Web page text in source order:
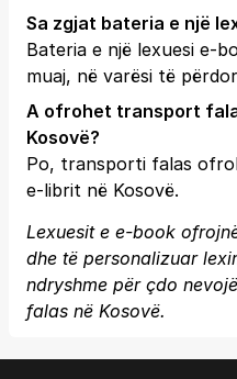
Sa zgjat bateria e një
Bateria e një lexuesi e-
muaj, në varësi të
A ofrohet transport
Kosovë?
Po, transporti falas
e-librit në Kosovë.
Lexuesit e e-book
dhe të personalizuar
ndryshme për çdo
falas në Kosovë.